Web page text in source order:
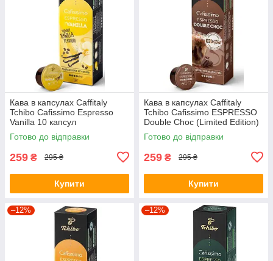
Кава в капсулах Caffitaly
Tchibo Cafissimo Espresso
Vanilla 10 капсул
Готово до відправки
259 ₴ 295 ₴
Купити
Кава в капсулах Caffitaly
Tchibo Cafissimo ESPRESSO
Double Choc (Limited Edition)
Готово до відправки
259 ₴ 295 ₴
Купити
–12% –12%